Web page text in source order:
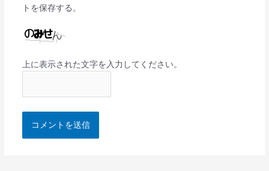
トを保存する。
上に表示された文字を入力してください。